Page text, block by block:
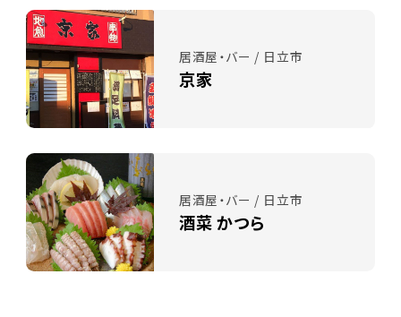
居酒屋・バー / 日立市
京家
居酒屋・バー / 日立市
酒菜 かつら